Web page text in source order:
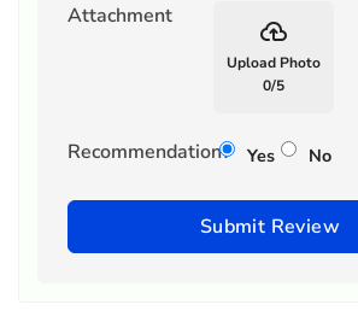
Attachment backup
Upload Photo
0/5
Recommendation? Yes No
Submit Review